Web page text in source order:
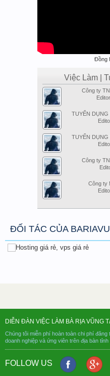
Đồng
Việc Làm |
Công ty
Editor
TUYỂN
TUYỂN
Công ty
Công ty
ĐỐI TÁC CỦA
DIỄN ĐÀN VIỆC LÀM BÀ RỊA VŨNG
Chúng tôi miễn phí hoàn toàn chi phí
doanh nghiệp và ứng viên trên địa bàn tỉnh
FOLLOW US